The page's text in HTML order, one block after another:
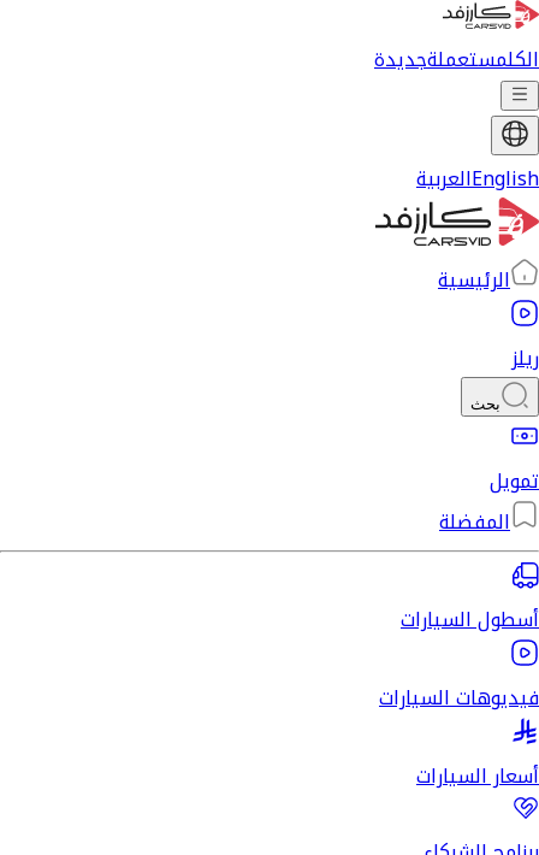
الكلمستعملةجديدة
Englishالعربية
الرئيسية
ريلز
بحث
تمويل
المفضلة
أسطول السيارات
فيديوهات السيارات
أسعار السيارات